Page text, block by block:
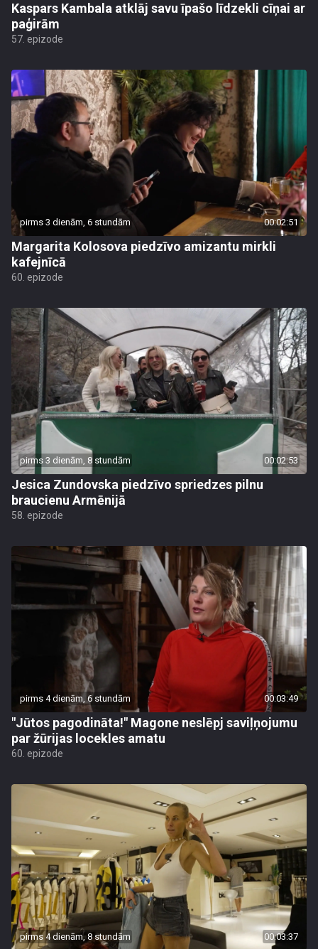
Kaspars Kambala atklāj savu īpašo līdzekli cīņai ar
paģirām
57. epizode
pirms 3 dienām, 6 stundām 00:02:51
Margarita Kolosova piedzīvo amizantu mirkli
kafejnīcā
60. epizode
pirms 3 dienām, 8 stundām 00:02:53
Jesica Zundovska piedzīvo spriedzes pilnu
braucienu Armēnijā
58. epizode
pirms 4 dienām, 6 stundām 00:03:49
"Jūtos pagodināta!" Magone neslēpj saviļņojumu
par žūrijas locekles amatu
60. epizode
pirms 4 dienām, 8 stundām 00:03:37